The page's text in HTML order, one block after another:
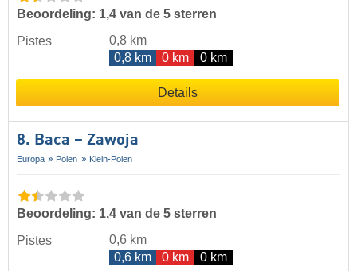
Beoordeling: 1,4 van de 5 sterren
Pistes
0,8 km
0,8 km
0 km 0 km
Details
8. Baca – Zawoja
Europa Polen Klein-Polen
Beoordeling: 1,4 van de 5 sterren
Pistes
0,6 km
0,6 km
0 km 0 km